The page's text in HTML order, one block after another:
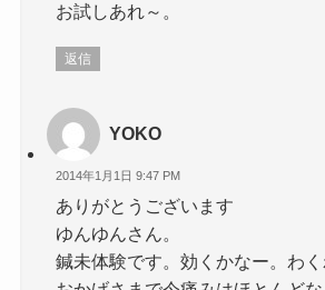
お試しあれ～。
返信
YOKO
2014年1月1日 9:47 PM
ありがとうございます
ゆんゆんさん。
鍼未体験です。効くかなー。わく